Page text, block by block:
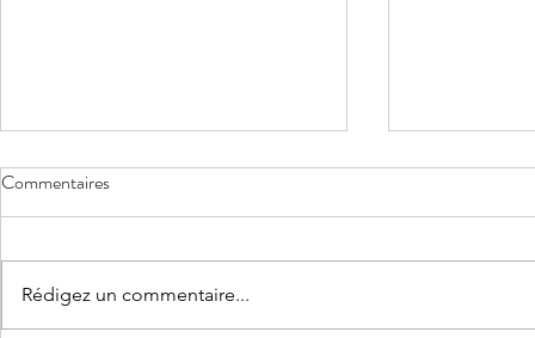
Commentaires
Rédigez un commentaire...